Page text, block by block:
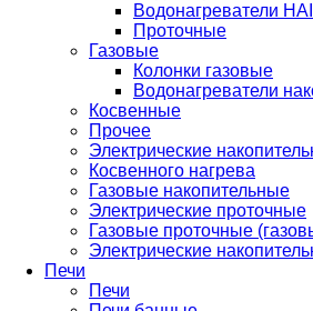
Водонагреватели
Проточные
Газовые
Колонки газовые
Водонагреватели
Косвенные
Прочее
Электрические
Косвенного нагрева
Газовые накопительные
Электрические проточные
Газовые проточные
Электрические
Печи
Печи